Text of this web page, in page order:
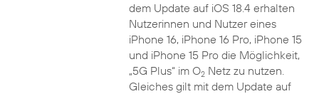
dem Update auf iOS 18.4 erhalten
Nutzerinnen und Nutzer eines
iPhone 16, iPhone 16 Pro, iPhone 15
und iPhone 15 Pro die Möglichkeit,
„5G Plus“ im O2Netz zu nutzen.
Gleiches gilt mit dem Update auf